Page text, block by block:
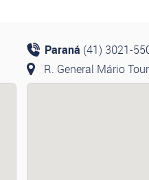
Paraná (41) 3021-
R. General Mário